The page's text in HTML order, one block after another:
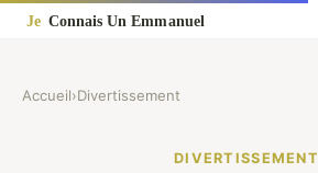
Accueil›Divertissement
DIVERTISSEMENT